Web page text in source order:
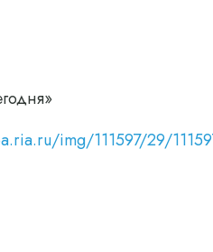
img/111597/29/